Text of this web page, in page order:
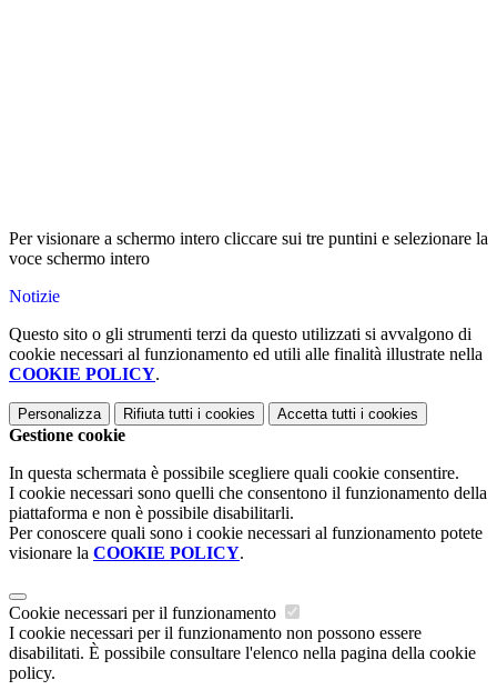
Per visionare a schermo intero cliccare sui tre puntini e selezionare la
voce schermo intero
Notizie
Questo sito o gli strumenti terzi da questo utilizzati si avvalgono di
cookie necessari al funzionamento ed utili alle finalità illustrate nella
COOKIE POLICY.
Personalizza Rifiuta tutti i cookies Accetta tutti i cookies
Gestione cookie
In questa schermata è possibile scegliere quali cookie consentire.
I cookie necessari sono quelli che consentono il funzionamento della
piattaforma e non è possibile disabilitarli.
Per conoscere quali sono i cookie necessari al funzionamento potete
visionare la COOKIE POLICY.
Cookie necessari per il funzionamento
I cookie necessari per il funzionamento non possono essere
disabilitati. È possibile consultare l'elenco nella pagina della cookie
policy.